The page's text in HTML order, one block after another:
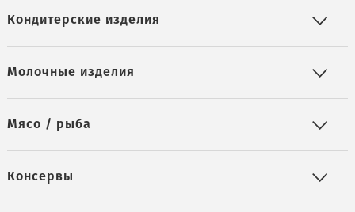
Кондитерские изделия
Молочные изделия
Мясо / рыба
Консервы